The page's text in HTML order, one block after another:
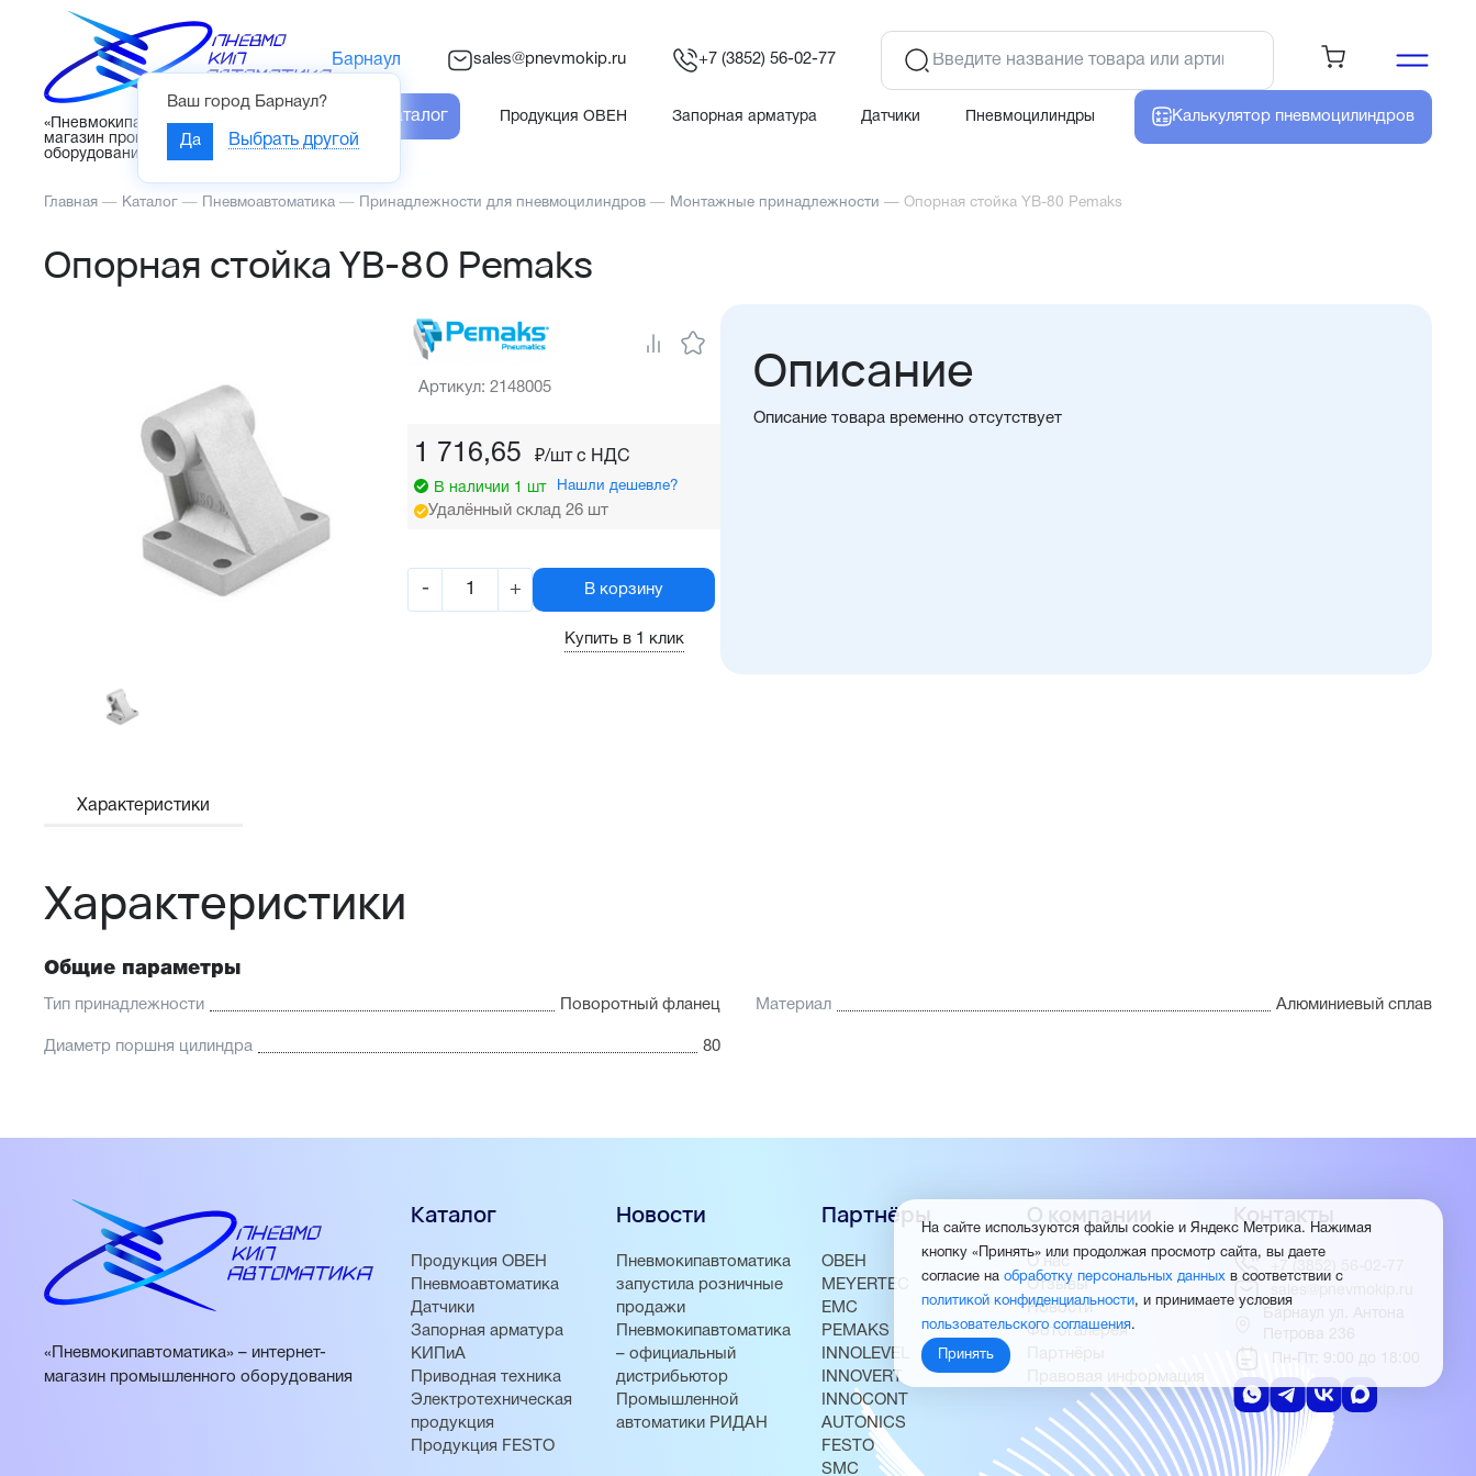
«Пневмокипавтоматика» – интернет-
магазин промышленного
оборудования
Барнаул
Ваш город Барнаул?
Да Выбрать другой
sales@pnevmokip.ru +7 (3852) 56-02-77
Каталог Продукция ОВЕН Запорная арматура Датчики Пневмоцилиндры Калькулятор пневмоцилиндров
Главная — Каталог — Пневмоавтоматика — Принадлежности для пневмоцилиндров — Монтажные принадлежности — Опорная стойка YB-80 Pemaks
Опорная стойка YB-80 Pemaks
Артикул: 2148005
1 716,65 ₽/шт c НДС
В наличии 1 шт Нашли дешевле?
Удалённый склад 26 шт
- + В корзину
Купить в 1 клик
Описание
Описание товара временно отсутствует
Характеристики
Характеристики
Общие параметры
Тип принадлежности Поворотный фланец Материал Алюминиевый сплав
Диаметр поршня цилиндра 80
«Пневмокипавтоматика» – интернет-
магазин промышленного оборудования
Каталог
Продукция ОВЕН
Пневмоавтоматика
Датчики
Запорная арматура
КИПиА
Приводная техника
Электротехническая
продукция
Продукция FESTO
Новости
Пневмокипавтоматика
запустила розничные
продажи
Пневмокипавтоматика
– официальный
дистрибьютор
Промышленной
автоматики РИДАН
Партнёры
ОВЕН
MEYERTEC
EMC
PEMAKS
INNOLEVEL
INNOVERT
INNOCONT
AUTONICS
FESTO
SMC
О компании
О нас
Отзывы
Новости
Фотогалерея
Партнёры
Правовая информация
Контакты
+7 (3852) 56-02-77
sales@pnevmokip.ru
Барнаул ул. Антона
Петрова 236
Пн-Пт: 9:00 до 18:00
На сайте используются файлы cookie и Яндекс Метрика. Нажимая
кнопку «Принять» или продолжая просмотр сайта, вы даете
согласие на обработку персональных данных в соответствии с
политикой конфиденциальности, и принимаете условия
пользовательского соглашения.
Принять